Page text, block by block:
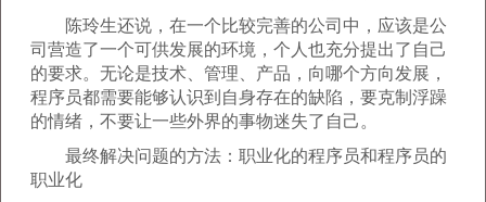
陈玲生还说，在一个比较完善的公司中，应该是公
司营造了一个可供发展的环境，个人也充分提出了自己
的要求。无论是技术、管理、产品，向哪个方向发展，
程序员都需要能够认识到自身存在的缺陷，要克制浮躁
的情绪，不要让一些外界的事物迷失了自己。
最终解决问题的方法：职业化的程序员和程序员的
职业化